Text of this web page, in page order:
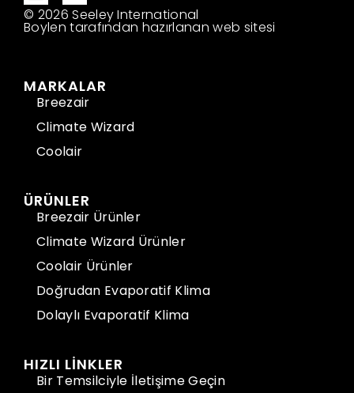
© 2026 Seeley International
Boylen tarafından hazırlanan web sitesi
MARKALAR
Breezair
Climate Wizard
Coolair
ÜRÜNLER
Breezair Ürünler
Climate Wizard Ürünler
Coolair Ürünler
Doğrudan Evaporatif Klima
Dolaylı Evaporatif Klima
HIZLI LİNKLER
Bir Temsilciyle İletişime Geçin